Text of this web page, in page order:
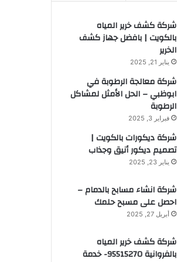
شركة كشف خرير المياه
بالكويت | بافضل جهاز كشف
الخرير
يناير 21, 2025
شركة معالجة الرطوبة في
ابوظبي – الحل الأمثل لمشاكل
الرطوبة
فبراير 3, 2025
شركة ديكورات بالكويت |
تصميم ديكور أنيق وجذاب
يناير 23, 2025
شركة انشاء مسابح بالدمام –
احصل على مسبح حلمك
أبريل 27, 2025
شركة كشف خرير المياه
بالفروانية 95515270- خدمة